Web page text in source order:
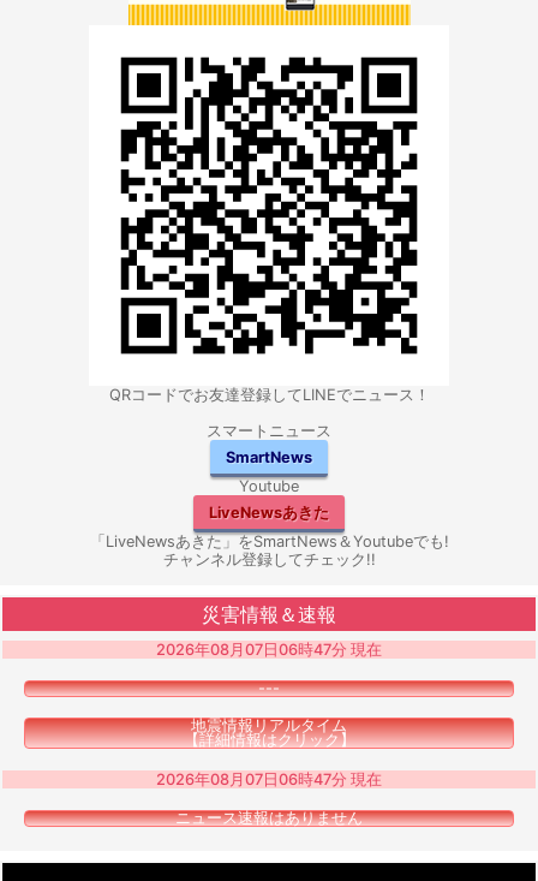
QRコードでお友達登録してLINEでニュース！
スマートニュース
SmartNews
Youtube
LiveNewsあきた
「LiveNewsあきた」をSmartNews＆Youtubeでも!
チャンネル登録してチェック!!
災害情報＆速報
2026年08月07日06時47分 現在
---
地震情報リアルタイム
【詳細情報はクリック】
2026年08月07日06時47分 現在
ニュース速報はありません